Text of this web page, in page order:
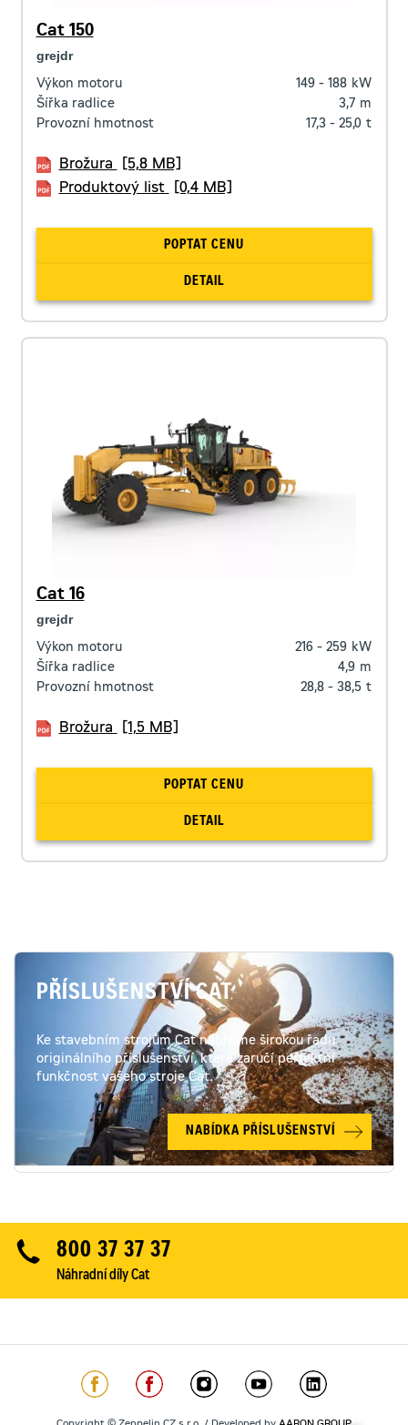
Cat 150
grejdr
Výkon motoru 149 - 188 kW
Šířka radlice
3,7 m
Provozní hmotnost
17,3 - 25,0 t
Brožura
[5,8 MB]
Produktový list
[0,4 MB]
POPTAT CENU
DETAIL
Cat 16
grejdr
Výkon motoru 216 - 259 kW
Šířka radlice
4,9 m
Provozní hmotnost
28,8 - 38,5 t
Brožura [1,5 MB]
POPTAT CENU
DETAIL
PŘÍSLUŠENSTVÍ CAT
Ke stavebním strojům Cat nabízíme širokou řadu
originálního příslušenství, které zaručí perfektní
funkčnost vašeho stroje Cat.
NABÍDKA PŘÍSLUŠENSTVÍ
800 37 37 37
Náhradní díly Cat